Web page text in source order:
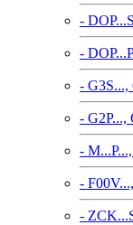
-
-
- G3S...,
- G2P...,
-
-
-